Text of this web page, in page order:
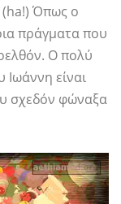
(ha!) Όπως ο
πράγματα που
Ο πολύ
Ιωάννη είναι
σχεδόν φώναξα